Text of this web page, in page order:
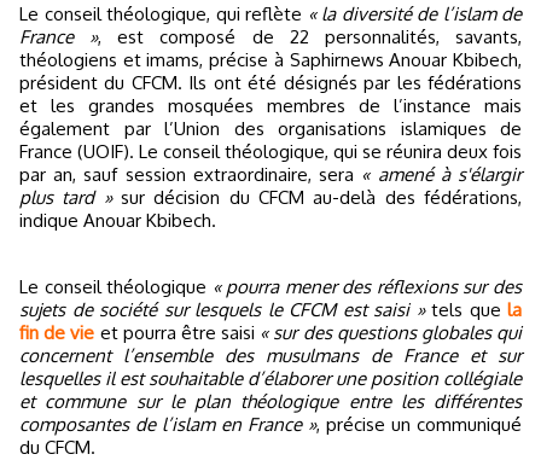
Le conseil théologique, qui reflète « la diversité de l’islam de
France », est composé de 22 personnalités, savants,
théologiens et imams, précise à Saphirnews Anouar Kbibech,
président du CFCM. Ils ont été désignés par les fédérations
et les grandes mosquées membres de l’instance mais
également par l’Union des organisations islamiques de
France (UOIF). Le conseil théologique, qui se réunira deux fois
par an, sauf session extraordinaire, sera « amené à s'élargir
plus tard »sur décision du CFCM au-delà des fédérations,
indique Anouar Kbibech.
Le conseil théologique « pourra mener des réflexions sur des
sujets de société sur lesquels le CFCM est saisi »tels que la
fin de vie et pourra être saisi « sur des questions globales qui
concernent l’ensemble des musulmans de France et sur
lesquelles il est souhaitable d’élaborer une position collégiale
et commune sur le plan théologique entre les différentes
composantes de l’islam en France », précise un communiqué
du CFCM.